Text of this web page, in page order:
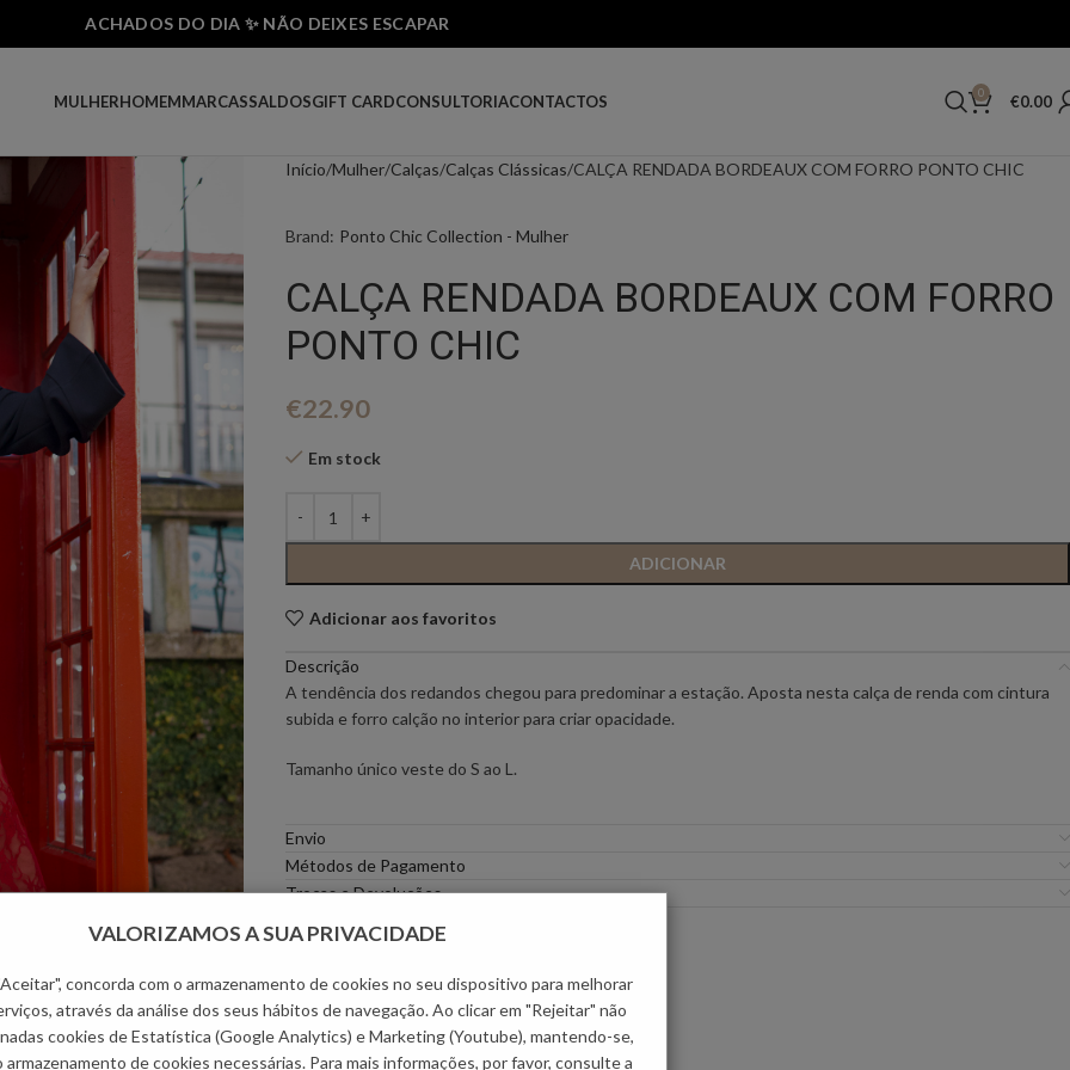
ACHADOS DO DIA ✨ NÃO DEIXES ESCAPAR
MULHERHOMEMMARCAS
PONTO CHIC COLLECTION –
MULHER
PONTO CHIC PREMIUM ANIYE BY
ELEH
GOA GOA
LOCOLUXO
SALDOSGIFT CARDCONSULTORIACONTACTOS 0 €0.00
Início Mulher Calças Calças Clássicas CALÇA RENDADA BORDEAUX COM FORRO PONTO CHIC
Brand: Ponto Chic Collection - Mulher
CALÇA RENDADA BORDEAUX COM FORRO
PONTO CHIC
€22.90
Em stock
ADICIONAR
Adicionar aos favoritos
Descrição
A tendência dos redandos chegou para predominar a estação. Aposta nesta calça de renda com cintura
subida e forro calção no interior para criar opacidade.
Tamanho único veste do S ao L.
Envio
Métodos de Pagamento
Trocas e Devoluções
Categorias: Mulher ,
VALORIZAMOS A SUA PRIVACIDADE
concorda com o armazenamento de cookies no seu dispositivo para melhorar
através da análise dos seus hábitos de navegação. Ao clicar em "Rejeitar" não
cookies de Estatística (Google Analytics) e Marketing (Youtube), mantendo-se,
de cookies necessárias. Para mais informações, por favor, consulte a